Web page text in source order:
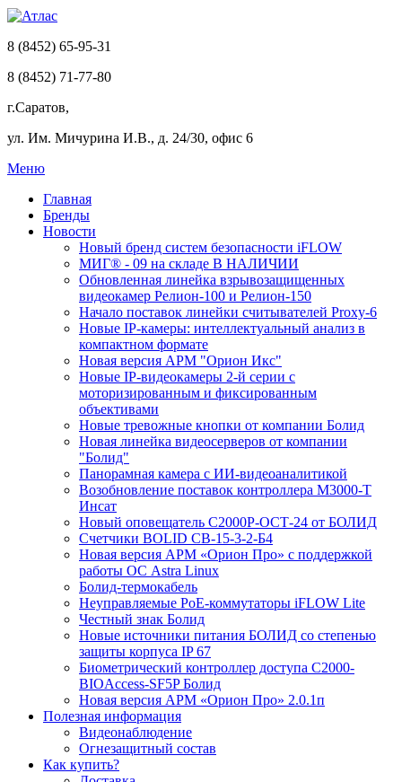
8 (8452) 65-95-31
8 (8452) 71-77-80
г.Саратов,
ул. Им. Мичурина И.В., д. 24/30, офис 6
Меню
Главная
Бренды
Новости
Новый бренд систем безопасности iFLOW
МИГ® - 09 на складе В НАЛИЧИИ
Обновленная линейка взрывозащищенных
видеокамер Релион-100 и Релион-150
Начало поставок линейки считывателей Proxy-6
Новые IP-камеры: интеллектуальный анализ в
компактном формате
Новая версия АРМ "Орион Икс"
Новые IP-видеокамеры 2-й серии с
моторизированным и фиксированным
объективами
Новые тревожные кнопки от компании Болид
Новая линейка видеосерверов от компании
"Болид"
Панорамная камера с ИИ-видеоаналитикой
Возобновление поставок контроллера М3000-Т
Инсат
Новый оповещатель С2000Р-ОСТ-24 от БОЛИД
Счетчики BOLID СВ-15-3-2-Б4
Новая версия АРМ «Орион Про» с поддержкой
работы ОС Astra Linux
Болид-термокабель
Неуправляемые PoE-коммутаторы iFLOW Lite
Честный знак Болид
Новые источники питания БОЛИД со степенью
защиты корпуса IP 67
Биометрический контроллер доступа С2000-
BIOAccess-SF5P Болид
Новая версия АРМ «Орион Про» 2.0.1п
Полезная информация
Видеонаблюдение
Огнезащитный состав
Как купить?